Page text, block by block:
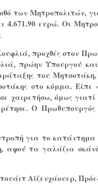
των Μητροπολιτών,
4.671.90 ευρώ. Οι
προχθές στον
πρώην Υπουργού
του Μητσοτάκη,
στο κόμμα. Είπε
χαιρετήσω, όμως
Ο
για το κατάντημα
αφού τα γαλάζια
Αϊζενχάουερ,